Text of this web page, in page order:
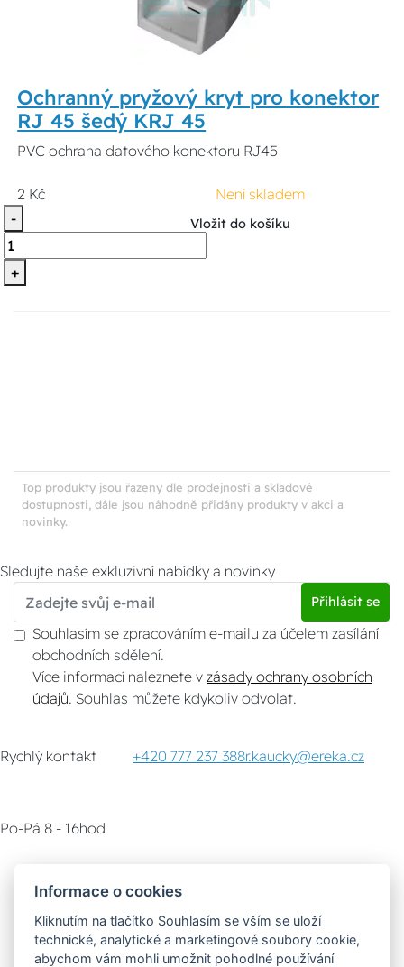
Ochranný pryžový kryt pro konektor
RJ 45 šedý KRJ 45
PVC ochrana datového konektoru RJ45
2 Kč
Není skladem
-
+
Vložit do košíku
Top produkty jsou řazeny dle prodejnosti a skladové
dostupnosti, dále jsou náhodně přidány produkty v akci a
novinky.
Sledujte naše exkluzivní nabídky a novinky
Přihlásit se
Souhlasím se zpracováním e-mailu za účelem zasílání
obchodních sdělení.
Více informací naleznete v zásady ochrany osobních
údajů . Souhlas můžete kdykoliv odvolat.
Rychlý kontakt +420 777 237 388r.kaucky@ereka.cz
Po-Pá 8 - 16hod
Poradna
Informace o cookies
Kliknutím na tlačítko Souhlasím se vším se uloží
technické, analytické a marketingové soubory cookie,
abychom vám mohli umožnit pohodlné používání